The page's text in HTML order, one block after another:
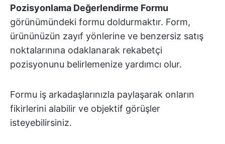
Pozisyonlama Değerlendirme Formu
görünümündeki formu doldurmaktır. Form,
ürününüzün zayıf yönlerine ve benzersiz satış
noktalarınına odaklanarak rekabetçi
pozisyonunu belirlemenize yardımcı olur.
Formu iş arkadaşlarınızla paylaşarak onların
fikirlerini alabilir ve objektif görüşler
isteyebilirsiniz.